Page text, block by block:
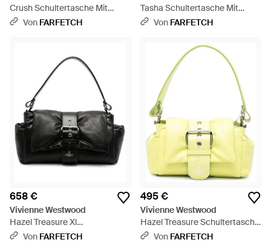
Crush Schultertasche Mit
Anhänger - Schwarz
Von FARFETCH
Tasha Schultertasche Mit
Nieten - Weiß
Von FARFETCH
658 €
Vivienne Westwood
Hazel Treasure Xl
Schultertasche - Schwarz
Von FARFETCH
495 €
Vivienne Westwood
Hazel Treasure Schultertasche
- Gelb
Von FARFETCH